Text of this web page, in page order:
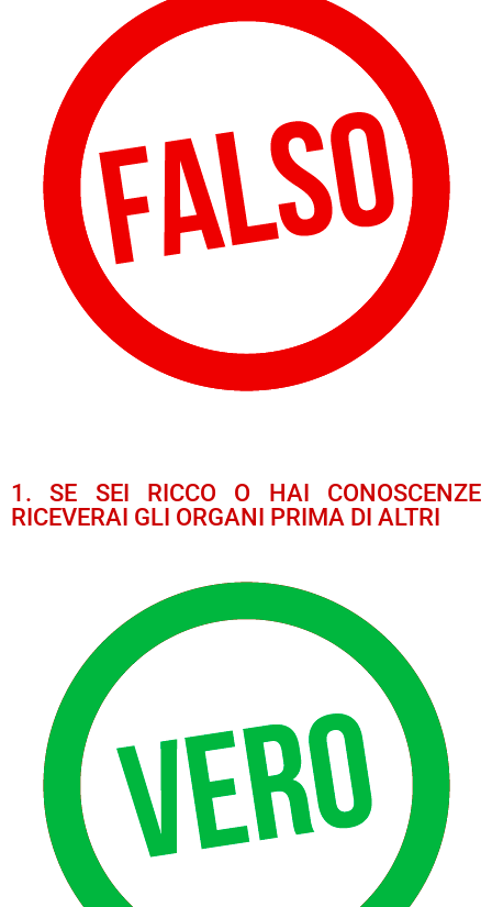
1. SE SEI RICCO O HAI CONOSCENZE
RICEVERAI GLI ORGANI PRIMA DI ALTRI